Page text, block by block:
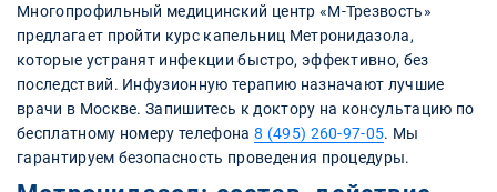
Многопрофильный медицинский центр «М-Трезвость»
предлагает пройти курс капельниц Метронидазола,
которые устранят инфекции быстро, эффективно, без
последствий. Инфузионную терапию назначают лучшие
врачи в Москве. Запишитесь к доктору на консультацию по
бесплатному номеру телефона 8 (495) 260-97-05. Мы
гарантируем безопасность проведения процедуры.